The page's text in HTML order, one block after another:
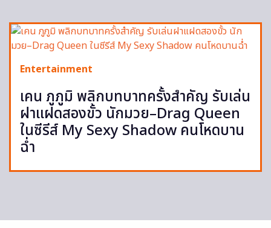
Entertainment
เคน ภูภูมิ พลิกบทบาทครั้งสำคัญ รับเล่น
ฝาแฝดสองขั้ว นักมวย–Drag Queen
ในซีรีส์ My Sexy Shadow คนโหดบาน
ฉ่ำ